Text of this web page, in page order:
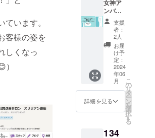
います。
客様の姿を
しくなっ
ど）：
ウエス
ト56〜
75cm,
股下
64.5cm
・カ
ラー展
開：ブ
ラック
／ベ
【艶肌
女神】
1ヶ月分
粒／30
ん。効
果には
個人差
がござ
います
ことを
あらか
じめご
了承く
ださ
い。
【艶肌
女神】
1ヶ月分
1袋（90
日分）
ださ
い。
【艶肌
女神】
1ヶ月分
1袋（90
粒／30
日分）
※商品に
は送料
が含ま
れてい
ます。
物等の
食品表
示はお
届け商
品のラ
ベルに
表記さ
れま
す。 商
品開封
前には
必ずお
届けの
リター
ンに貼
たラベ
女神ア
ンバサ
ダー プ
ラン】
艶肌女
神アン
バサ
ダーに
認定！
＋艶肌
女神2袋
あなた
をトー
タル
コー
ネート
支援
者：
2人
お届
け予
定：
2024
年06
月
詳細を見る
こ
の
リ
タ
ー
ン
を
選
択
す
る
134